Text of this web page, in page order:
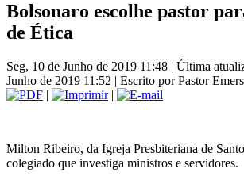
Bolsonaro escolhe pastor
de Ética
Seg, 10 de Junho de 2019 11:48 | Última
Junho de 2019 11:52 | Escrito por Pastor
|
|
Milton Ribeiro, da Igreja Presbiteriana de
colegiado que investiga ministros e servidores.